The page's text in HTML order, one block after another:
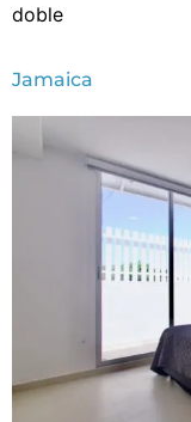
doble
Jamaica